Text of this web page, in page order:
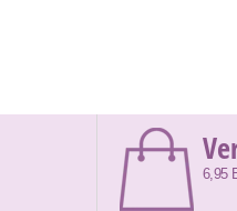
6,95